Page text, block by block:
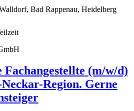
Bad Rappenau, Heidelberg
Fachangestellte (m/w/d)
Region. Gerne